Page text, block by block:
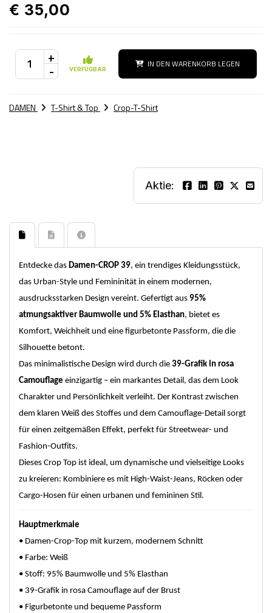
€ 35,00
+
- VERFÜGBAR IN DEN WARENKORB LEGEN
DAMEN T-Shirt & Top Crop-T-Shirt
Aktie:
Entdecke das Damen-CROP 39, ein trendiges Kleidungsstück,
das Urban-Style und Femininität in einem modernen,
ausdrucksstarken Design vereint. Gefertigt aus 95%
atmungsaktiver Baumwolle und 5% Elasthan, bietet es
Komfort, Weichheit und eine figurbetonte Passform, die die
Silhouette betont.
Das minimalistische Design wird durch die 39-Grafik in rosa
Camouflage einzigartig – ein markantes Detail, das dem Look
Charakter und Persönlichkeit verleiht. Der Kontrast zwischen
dem klaren Weiß des Stoffes und dem Camouflage-Detail sorgt
für einen zeitgemäßen Effekt, perfekt für Streetwear- und
Fashion-Outfits.
Dieses Crop Top ist ideal, um dynamische und vielseitige Looks
zu kreieren: Kombiniere es mit High-Waist-Jeans, Röcken oder
Cargo-Hosen für einen urbanen und femininen Stil.
Hauptmerkmale
• Damen-Crop-Top mit kurzem, modernem Schnitt
• Farbe: Weiß
• Stoff: 95% Baumwolle und 5% Elasthan
• 39-Grafik in rosa Camouflage auf der Brust
• Figurbetonte und bequeme Passform